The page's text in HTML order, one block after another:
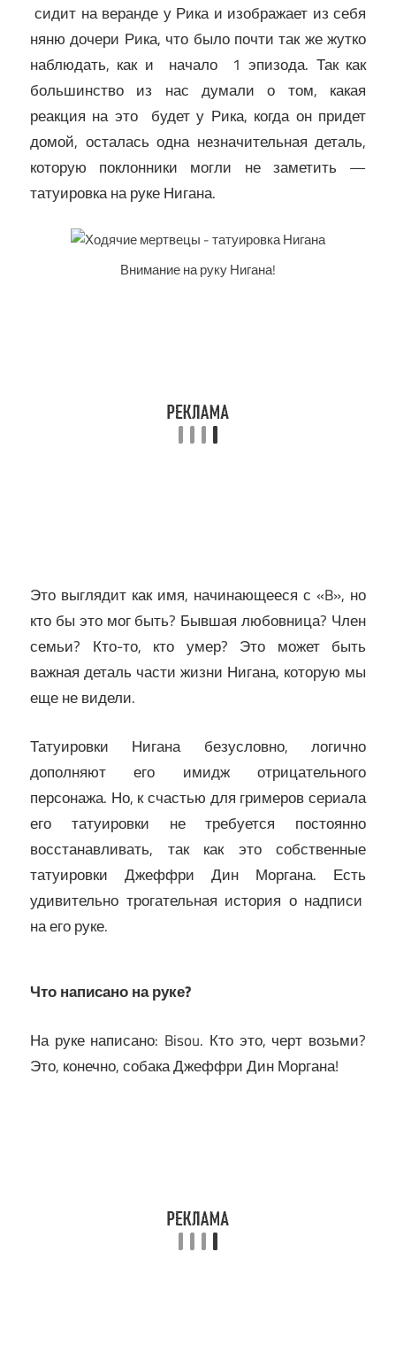
сидит на веранде у Рика и изображает из себя
няню дочери Рика, что было почти так же жутко
наблюдать, как и начало 1 эпизода. Так как
большинство из нас думали о том, какая
реакция на это будет у Рика, когда он придет
домой, осталась одна незначительная деталь,
которую поклонники могли не заметить —
татуировка на руке Нигана.
Внимание на руку Нигана!
Это выглядит как имя, начинающееся с «B», но
кто бы это мог быть? Бывшая любовница? Член
семьи? Кто-то, кто умер? Это может быть
важная деталь части жизни Нигана, которую мы
еще не видели.
Татуировки Нигана безусловно, логично
дополняют его имидж отрицательного
персонажа. Но, к счастью для гримеров сериала
его татуировки не требуется постоянно
восстанавливать, так как это собственные
татуировки Джеффри Дин Моргана. Есть
удивительно трогательная история о надписи
на его руке.
Что написано на руке?
На руке написано: Bisou. Кто это, черт возьми?
Это, конечно, собака Джеффри Дин Моргана!